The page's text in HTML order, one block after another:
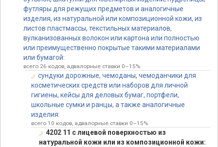
футляры для режущих предметов и аналогичные
изделия, из натуральной или композиционной кожи, из
листов пластмассы, текстильных материалов,
вулканизованных волокон или картона или полностью
или преимущественно покрытые такими материалами
или бумагой:
всего 26 кодов, адвалорные ставки 0–15%
сундуки дорожные, чемоданы, чемоданчики для
косметических средств или наборов для личной
гигиены, кейсы для деловых бумаг, портфели,
школьные сумки и ранцы, а также аналогичные
изделия:
всего 10 кодов, адвалорные ставки 0–15%
4202 11 с лицевой поверхностью из
натуральной кожи или из композиционной кожи: